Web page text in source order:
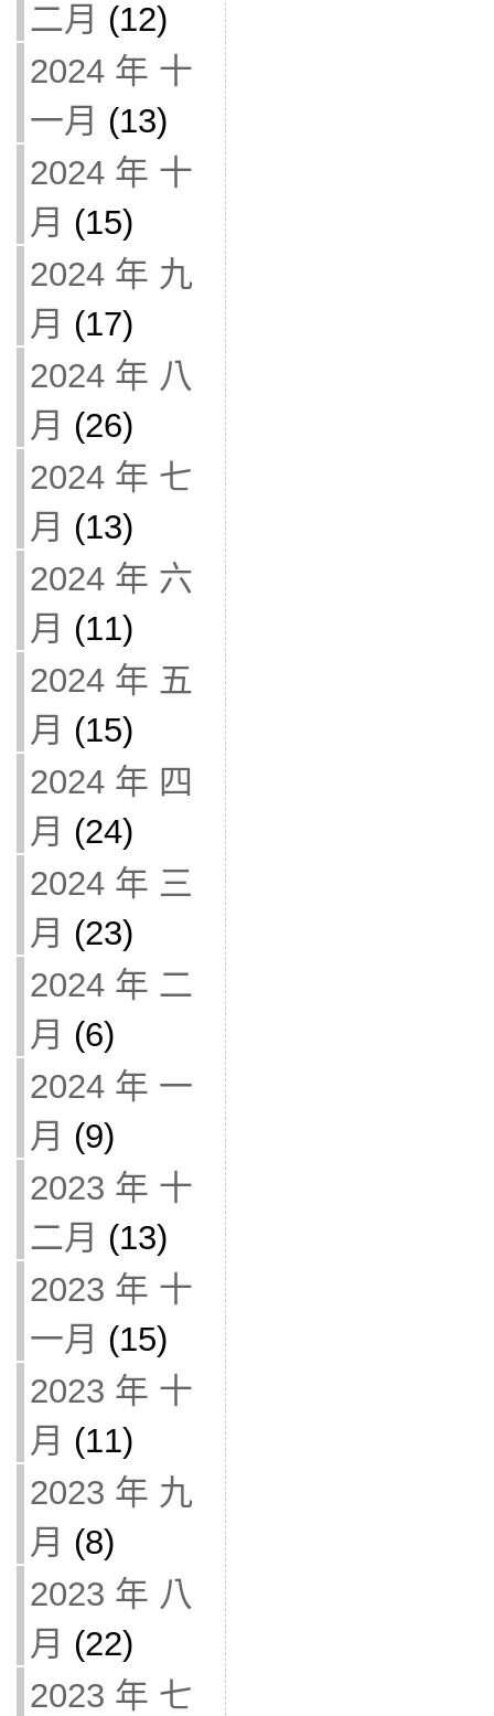
二月 (12)
2024 年 十
一月 (13)
2024 年 十
月 (15)
2024 年 九
月 (17)
2024 年 八
月 (26)
2024 年 七
月 (13)
2024 年 六
月 (11)
2024 年 五
月 (15)
2024 年 四
月 (24)
2024 年 三
月 (23)
2024 年 二
月 (6)
2024 年 一
月 (9)
2023 年 十
二月 (13)
2023 年 十
一月 (15)
2023 年 十
月 (11)
2023 年 九
月 (8)
2023 年 八
月 (22)
2023 年 七